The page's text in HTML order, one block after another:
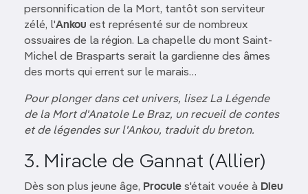
personnification de la Mort, tantôt son serviteur
zélé, l'Ankou est représenté sur de nombreux
ossuaires de la région. La chapelle du mont Saint-
Michel de Brasparts serait la gardienne des âmes
des morts qui errent sur le marais…
Pour plonger dans cet univers, lisez La Légende
de la Mort d'Anatole Le Braz, un recueil de contes
et de légendes sur l'Ankou, traduit du breton.
3. Miracle de Gannat (Allier)
Dès son plus jeune âge, Procule s'était vouée à Dieu